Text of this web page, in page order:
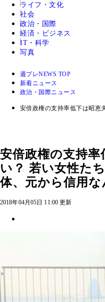
ライフ・文化
社会
政治・国際
経済・ビジネス
IT・科学
写真
週プレNEWS TOP
新着ニュース
政治・国際ニュース
安倍政権の支持率低下は昭恵
安倍政権の支持率
い？ 若い女性た
体、元から信用な
2018年04月05日 11:00 更新